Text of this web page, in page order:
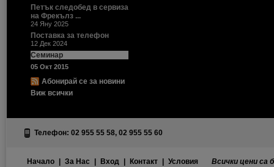
Петък следобед в сервиза
на Фрекълз ...
24 Яну 2025
Поставка за телефон
12 Дек 2024
Семинар
05 Окт 2015
Абонирай се за новини
Виж всички
Телефон: 02 955 55 58, 02 955 55 60
Начало За Нас Вход Контакт Условия Всички цени са